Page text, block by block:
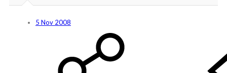
5 Nov 2008